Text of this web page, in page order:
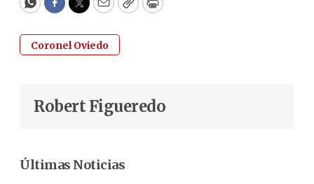
WhatsApp
Facebook
Twitter
EmailCopyPrint
Coronel Oviedo
Robert Figueredo
Últimas Noticias